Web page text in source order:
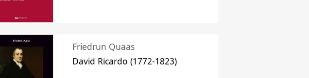
Friedrun Quaas
David Ricardo (1772-1823)